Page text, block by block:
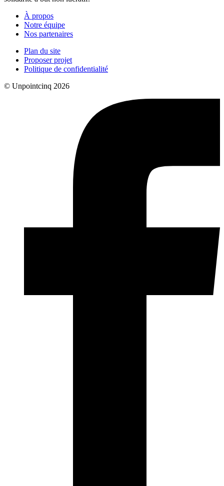
À propos
Notre équipe
Nos partenaires
Plan du site
Proposer projet
Politique de confidentialité
© Unpointcinq 2026